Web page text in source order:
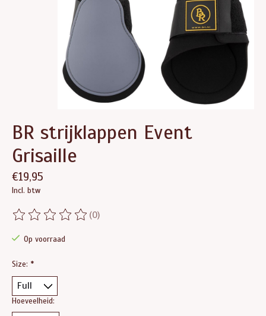
BR strijklappen Event
Grisaille
€19,95
Incl. btw
De beoordeling van dit product is
(0)
Op voorraad
Size: *
Hoeveelheid: